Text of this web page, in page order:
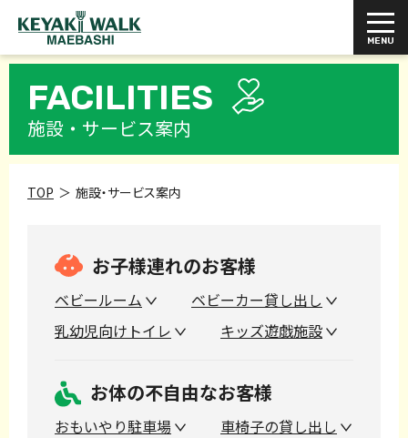
FACILITIES
施設・サービス案内
TOP 施設・サービス案内
お子様連れのお客様
ベビールーム
ベビーカー貸し出し
乳幼児向けトイレ
キッズ遊戯施設
お体の不自由なお客様
おもいやり駐車場
車椅子の貸し出し